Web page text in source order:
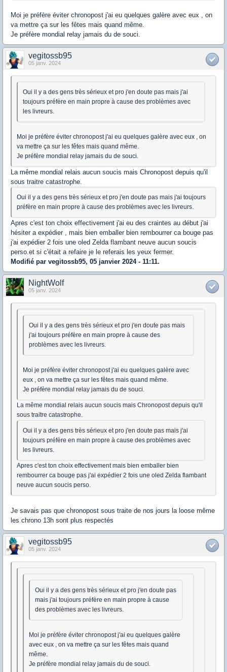
Moi je préfère éviter chronopost j'ai eu quelques galère avec eux , on
va mettre ça sur les fêtes mais quand même.
Je préfère mondial relay jamais du de souci.
vegitossb95
05 janv. 2024
Oui il y a des gens très sérieux et pro j'en doute pas mais j'ai
toujours préfère en main propre à cause des problèmes avec
les livreurs.
Moi je préfère éviter chronopost j'ai eu quelques galère avec eux , on
va mettre ça sur les fêtes mais quand même.
Je préfère mondial relay jamais du de souci.
La même mondial relais aucun soucis mais Chronopost depuis qu'il
sous traitre catastrophe.
Oui il y a des gens très sérieux et pro j'en doute pas mais j'ai toujours
préfère en main propre à cause des problèmes avec les livreurs.
Apres c'est ton choix effectivement j'ai eu des craintes au début j'ai
hésiter a expédier , mais bien emballer bien rembourrer ca bouge pas
j'ai expédier 2 fois une oled Zelda flambant neuve aucun soucis
perso.et si c'était a refaire je le referais les yeux fermer.
Modifié par vegitossb95, 05 janvier 2024 - 11:11.
NightWolf
05 janv. 2024
Oui il y a des gens très sérieux et pro j'en doute pas mais
j'ai toujours préfère en main propre à cause des
problèmes avec les livreurs.
Moi je préfère éviter chronopost j'ai eu quelques galère avec
eux , on va mettre ça sur les fêtes mais quand même.
Je préfère mondial relay jamais du de souci.
La même mondial relais aucun soucis mais Chronopost depuis qu'il
sous traitre catastrophe.
Oui il y a des gens très sérieux et pro j'en doute pas mais j'ai
toujours préfère en main propre à cause des problèmes avec
les livreurs.
Apres c'est ton choix effectivement mais bien emballer bien
rembourrer ca bouge pas j'ai expédier 2 fois une oled Zelda flambant
neuve aucun soucis perso.
Je savais pas que chronopost sous traite de nos jours la loose même
les chrono 13h sont plus respectés
vegitossb95
05 janv. 2024
Oui il y a des gens très sérieux et pro j'en doute pas
mais j'ai toujours préfère en main propre à cause
des problèmes avec les livreurs.
Moi je préfère éviter chronopost j'ai eu quelques galère
avec eux , on va mettre ça sur les fêtes mais quand
même.
Je préfère mondial relay jamais du de souci.